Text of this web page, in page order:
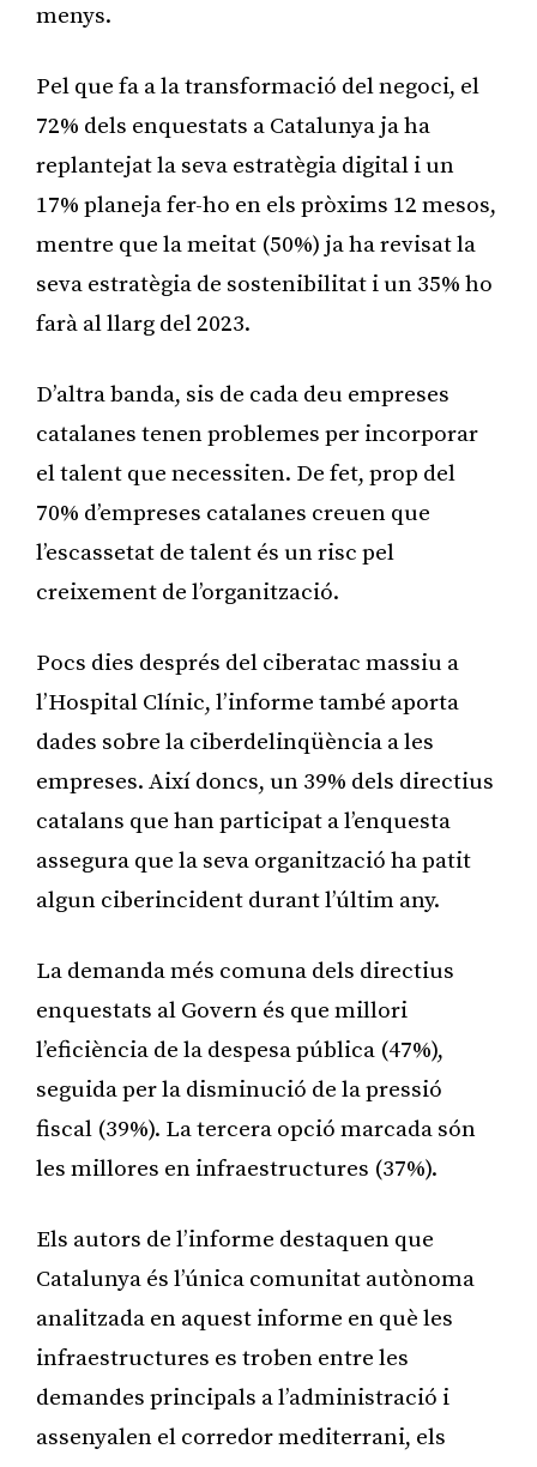
menys.
Pel que fa a la transformació del negoci, el
72% dels enquestats a Catalunya ja ha
replantejat la seva estratègia digital i un
17% planeja fer-ho en els pròxims 12 mesos,
mentre que la meitat (50%) ja ha revisat la
seva estratègia de sostenibilitat i un 35% ho
farà al llarg del 2023.
D’altra banda, sis de cada deu empreses
catalanes tenen problemes per incorporar
el talent que necessiten. De fet, prop del
70% d’empreses catalanes creuen que
l’escassetat de talent és un risc pel
creixement de l’organització.
Pocs dies després del ciberatac massiu a
l’Hospital Clínic, l’informe també aporta
dades sobre la ciberdelinqüència a les
empreses. Així doncs, un 39% dels directius
catalans que han participat a l’enquesta
assegura que la seva organització ha patit
algun ciberincident durant l’últim any.
La demanda més comuna dels directius
enquestats al Govern és que millori
l’eficiència de la despesa pública (47%),
seguida per la disminució de la pressió
fiscal (39%). La tercera opció marcada són
les millores en infraestructures (37%).
Els autors de l’informe destaquen que
Catalunya és l’única comunitat autònoma
analitzada en aquest informe en què les
infraestructures es troben entre les
demandes principals a l’administració i
assenyalen el corredor mediterrani, els